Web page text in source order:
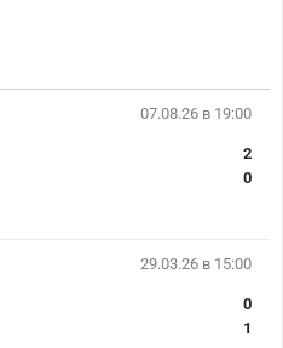
07.08.26 в 19:00
2
0
29.03.26 в 15:00
0
1